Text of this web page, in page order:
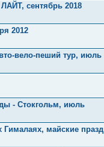
сентябрь 2018
2012
вело-пеший тур, июль
- Стокгольм, июль
майские